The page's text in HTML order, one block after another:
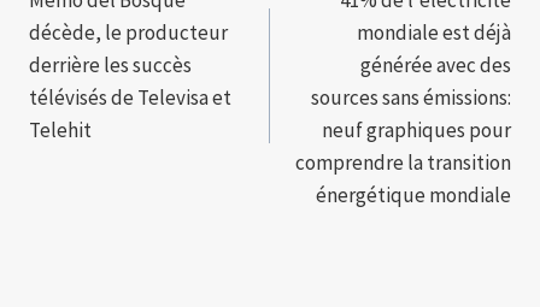
de
l’article
décède, le producteur
derrière les succès
télévisés de Televisa et
Telehit
mondiale est déjà
générée avec des
sources sans émissions:
neuf graphiques pour
comprendre la transition
énergétique mondiale